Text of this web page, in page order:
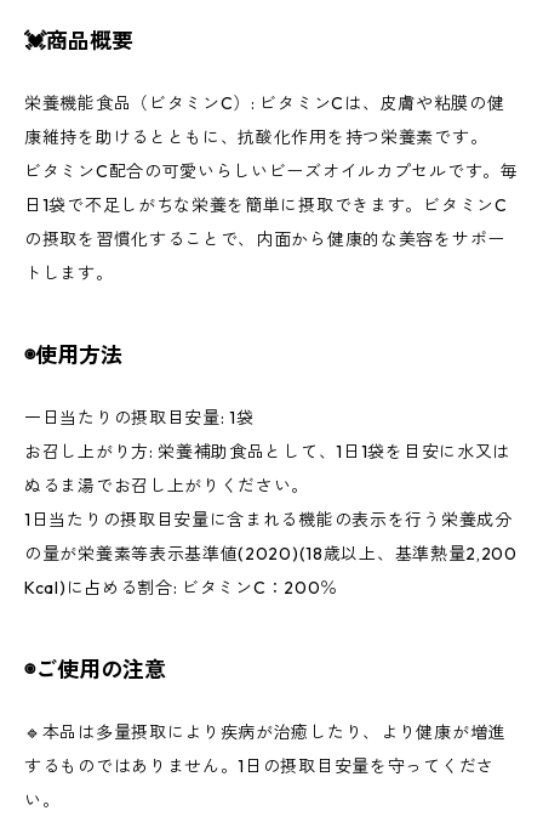
💓商品概要
栄養機能食品（ビタミンC）: ビタミンCは、皮膚や粘膜の健
康維持を助けるとともに、抗酸化作用を持つ栄養素です。
ビタミンC配合の可愛いらしいビーズオイルカプセルです。毎
日1袋で不足しがちな栄養を簡単に摂取できます。ビタミンC
の摂取を習慣化することで、内面から健康的な美容をサポー
トします。
◉使用方法
一日当たりの摂取目安量: 1袋
お召し上がり方: 栄養補助食品として、1日1袋を目安に水又は
ぬるま湯でお召し上がりください。
1日当たりの摂取目安量に含まれる機能の表示を行う栄養成分
の量が栄養素等表示基準値(2020)(18歳以上、基準熱量2,200
Kcal)に占める割合: ビタミンC：200％
◉ご使用の注意
🔹本品は多量摂取により疾病が治癒したり、より健康が増進
するものではありません。1日の摂取目安量を守ってくださ
い。